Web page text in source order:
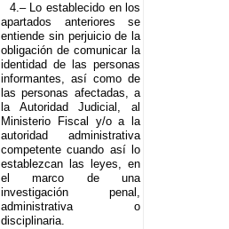
4.– Lo establecido en los
apartados anteriores se
entiende sin perjuicio de la
obligación de comunicar la
identidad de las personas
informantes, así como de
las personas afectadas, a
la Autoridad Judicial, al
Ministerio Fiscal y/o a la
autoridad administrativa
competente cuando así lo
establezcan las leyes, en
el marco de una
investigación penal,
administrativa o
disciplinaria.